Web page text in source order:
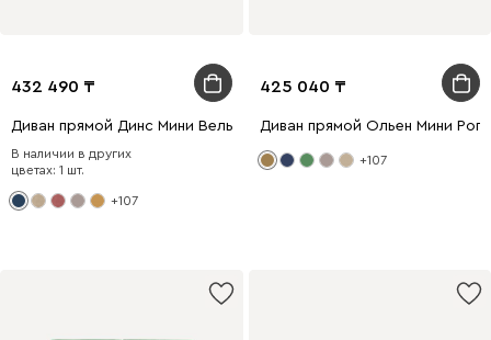
432 490
Диван прямой Динс Мини Вельвет Синий
В наличии в других
цветах: 1 шт.
+107
425 040
Диван прямой Ольен Мини
+107